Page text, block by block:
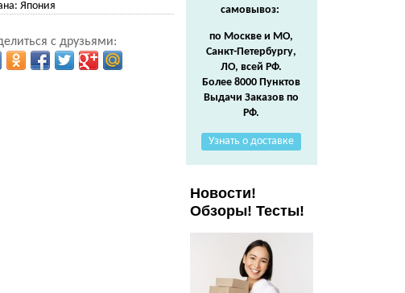
Япония
с друзьями:
самовывоз:
по Москве и МО,
Санкт-Петербургу,
ЛО, всей РФ.
Более 8000 Пунктов
Выдачи Заказов по
РФ.
Узнать о доставке
Новости!
Обзоры! Тесты!